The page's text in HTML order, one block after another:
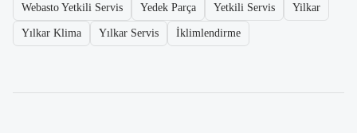
Webasto Yetkili Servis Yedek Parça Yetkili Servis Yilkar
Yılkar Klima Yılkar Servis İklimlendirme